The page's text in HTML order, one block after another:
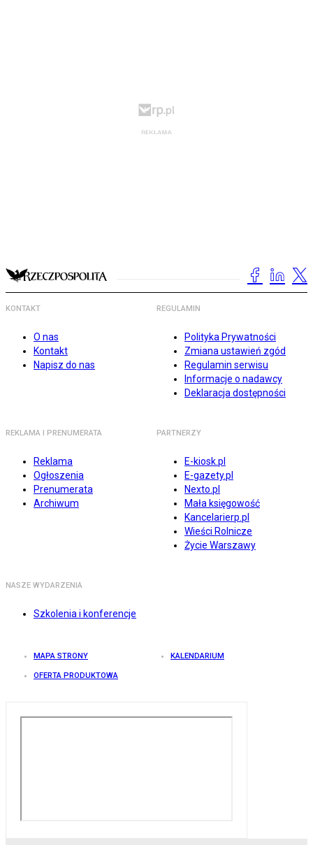
KONTAKT
O nas
Kontakt
Napisz do nas
REGULAMIN
Polityka Prywatności
Zmiana ustawień zgód
Regulamin serwisu
Informacje o nadawcy
Deklaracja dostępności
REKLAMA I PRENUMERATA
Reklama
Ogłoszenia
Prenumerata
Archiwum
PARTNERZY
E-kiosk.pl
E-gazety.pl
Nexto.pl
Mała księgowość
Kancelarierp.pl
Wieści Rolnicze
Życie Warszawy
NASZE WYDARZENIA
Szkolenia i konferencje
MAPA STRONY KALENDARIUM
OFERTA PRODUKTOWA